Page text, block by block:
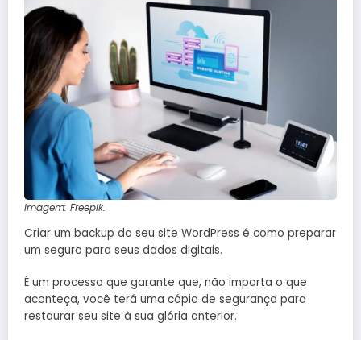
Imagem: Freepik.
Criar um backup do seu site WordPress é como preparar
um seguro para seus dados digitais.
É um processo que garante que, não importa o que
aconteça, você terá uma cópia de segurança para
restaurar seu site à sua glória anterior.